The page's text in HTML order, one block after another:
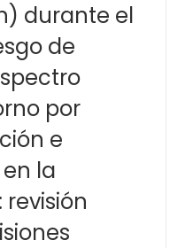
durante el
de
por
e
la